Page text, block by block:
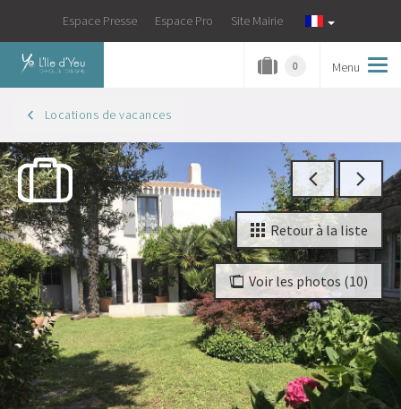
Espace Presse Espace Pro Site Mairie
Menu
0
Locations de vacances
Voir les photos (10)
Retour à la liste